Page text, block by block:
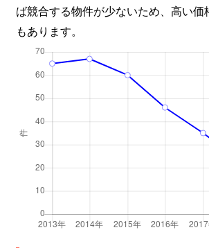
ば競合する物件が少ないため、高い価
もあります。